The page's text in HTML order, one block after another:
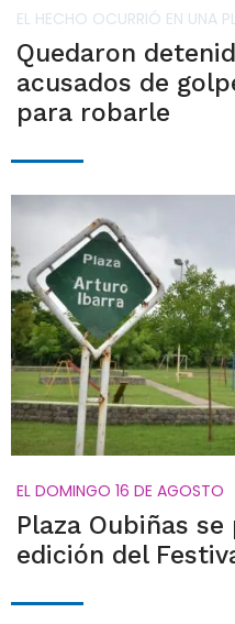
EL HECHO OCURRIÓ EN UNA
Quedaron
acusados de
para robarle
EL DOMINGO 16 DE AGOSTO
Plaza Oubiñas
edición del